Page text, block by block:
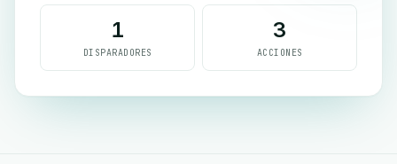
1
DISPARADORES
3
ACCIONES